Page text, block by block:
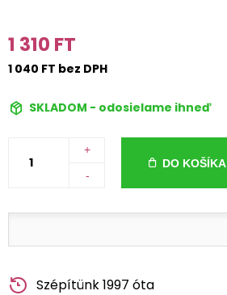
1 310 FT
1 040 FT bez DPH
SKLADOM - odosielame ihneď
+
-
DO KOŠÍKA
Szépítünk 1997 óta